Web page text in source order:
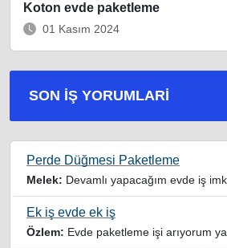
Koton evde paketleme
01 Kasım 2024
SON İŞ YORUMLARI
Perde Düğmesi Paketleme
Melek: Devamlı yapacağım evde iş
Ek iş evde ek iş
Özlem: Evde paketleme işi arıyorum